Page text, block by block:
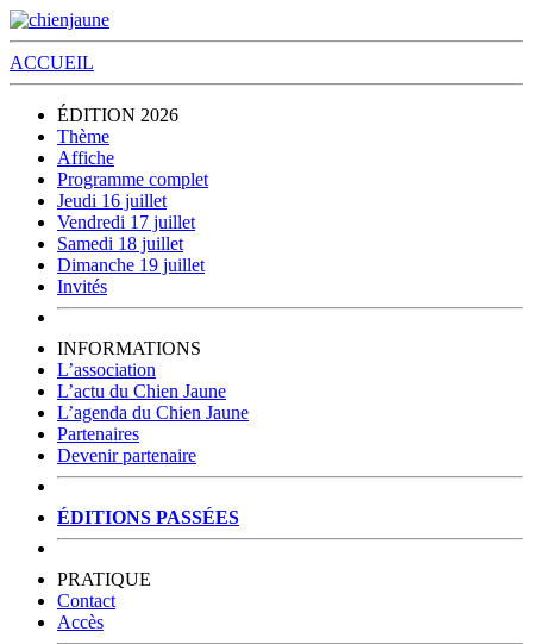
ACCUEIL
ÉDITION 2026
Thème
Affiche
Programme complet
Jeudi 16 juillet
Vendredi 17 juillet
Samedi 18 juillet
Dimanche 19 juillet
Invités
INFORMATIONS
L’association
L’actu du Chien Jaune
L’agenda du Chien Jaune
Partenaires
Devenir partenaire
ÉDITIONS PASSÉES
PRATIQUE
Contact
Accès